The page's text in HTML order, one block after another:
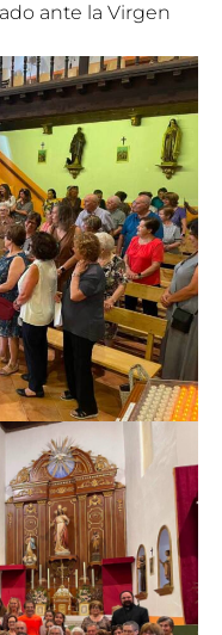
ante la Virgen